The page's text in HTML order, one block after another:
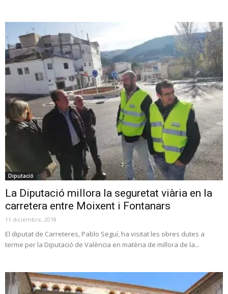
Diputació
La Diputació millora la seguretat viària en la
carretera entre Moixent i Fontanars
11 diciembre, 2018
El diputat de Carreteres, Pablo Seguí, ha visitat les obres dutes a
terme per la Diputació de València en matèria de millora de la...